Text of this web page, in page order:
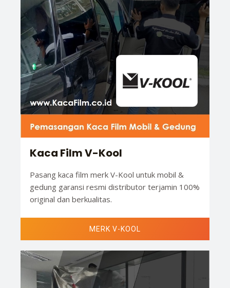
Kaca Film V-Kool
Pasang kaca film merk V-Kool untuk mobil &
gedung garansi resmi distributor terjamin 100%
original dan berkualitas.
MERK V-KOOL